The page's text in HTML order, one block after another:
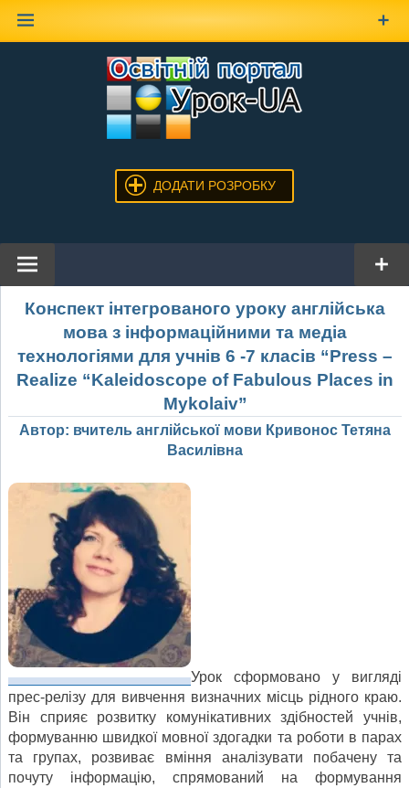
ДОДАТИ РОЗРОБКУ
Конспект інтегрованого уроку англійська
мова з інформаційними та медіа
технологіями для учнів 6 -7 класів “Press –
Realize “Kaleidoscope of Fabulous Places in
Mykolaiv”
Автор: вчитель англійської мови Кривонос Тетяна
Василівна
Урок сформовано у вигляді
прес-релізу для вивчення визначних місць рідного краю.
Він сприяє розвитку комунікативних здібностей учнів,
формуванню швидкої мовної здогадки та роботи в парах
та групах, розвиває вміння аналізувати побачену та
почуту інформацію, спрямований на формування